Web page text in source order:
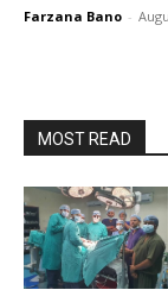
Farzana Bano -
MOST READ